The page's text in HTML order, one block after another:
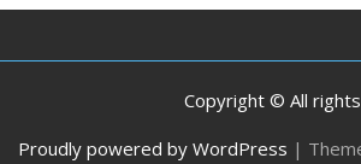
Copyright © All
Proudly powered by WordPress |